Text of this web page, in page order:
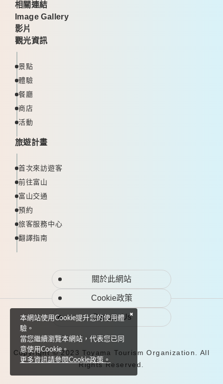
相關連結
Image Gallery
影片
觀光資訊
景點
體驗
餐廳
商店
活動
旅遊計畫
首次來訪遊客
前往富山
富山交通
預約
旅客服務中心
翻譯指南
關於此網站
Cookie政策
Contact Us
Copyright © 2023 Toyama Tourism Organization. All
Rights Reserved.
本網站使用Cookie提升您的使用體
驗。
當您繼續瀏覽本網站，代表您已同
意使用Cookie。
更多資訊請參閱Cookie政策。